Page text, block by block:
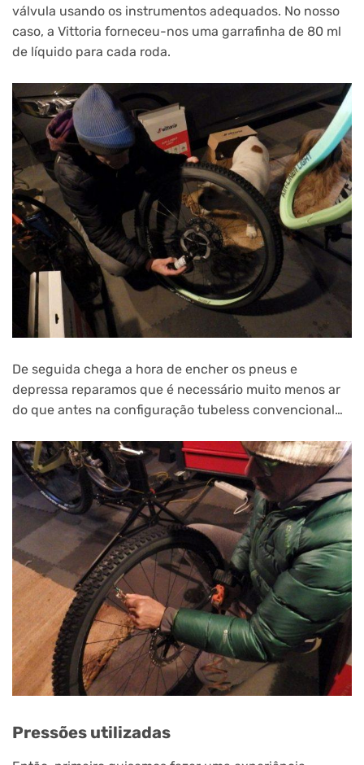
válvula usando os instrumentos adequados. No nosso
caso, a Vittoria forneceu-nos uma garrafinha de 80 ml
de líquido para cada roda.
De seguida chega a hora de encher os pneus e
depressa reparamos que é necessário muito menos ar
do que antes na configuração tubeless convencional…
Pressões utilizadas